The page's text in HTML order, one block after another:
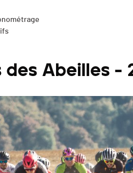
des Abeilles -